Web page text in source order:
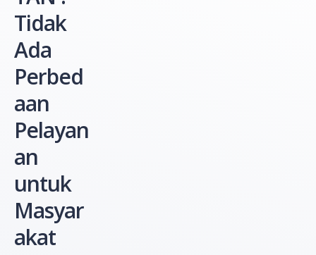
Tidak
Ada
Perbed
aan
Pelayan
an
untuk
Masyar
akat